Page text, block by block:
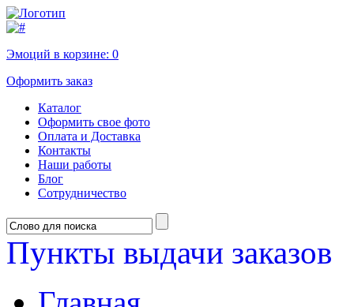
Эмоций в корзине: 0
Оформить заказ
Каталог
Оформить свое фото
Оплата и Доставка
Контакты
Наши работы
Блог
Сотрудничество
Пункты выдачи заказов